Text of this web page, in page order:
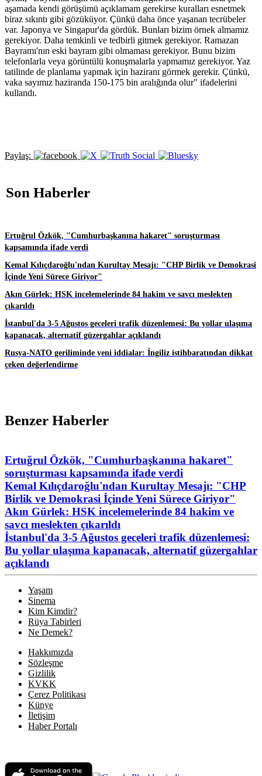
aşamada kendi görüşümü açıklamam gerekirse kuralları esnetmek
biraz sıkıntı gibi gözüküyor. Çünkü daha önce yaşanan tecrübeler
var. Japonya ve Singapur'da gördük. Bunları bizim örnek almamız
gerekiyor. Daha temkinli ve tedbirli gitmek gerekiyor. Ramazan
Bayramı'nın eski bayram gibi olmaması gerekiyor. Bunu bizim
telefonlarla veya görüntülü konuşmalarla yapmamız gerekiyor. Yaz
tatilinde de planlama yapmak için haziranı görmek gerekir. Çünkü,
vaka sayımız haziranda 150-175 bin aralığında olur" ifadelerini
kullandı.
Paylaş:
Son Haberler
Ertuğrul Özkök, "Cumhurbaşkanına hakaret" soruşturması
kapsamında ifade verdi
Kemal Kılıçdaroğlu'ndan Kurultay Mesajı: "CHP Birlik ve Demokrasi
İçinde Yeni Sürece Giriyor"
Akın Gürlek: HSK incelemelerinde 84 hakim ve savcı meslekten
çıkarıldı
İstanbul'da 3-5 Ağustos geceleri trafik düzenlemesi: Bu yollar ulaşıma
kapanacak, alternatif güzergahlar açıklandı
Rusya-NATO geriliminde yeni iddialar: İngiliz istihbaratından dikkat
çeken değerlendirme
Benzer Haberler
Ertuğrul Özkök, "Cumhurbaşkanına hakaret"
soruşturması kapsamında ifade verdi
Kemal Kılıçdaroğlu'ndan Kurultay Mesajı: "CHP
Birlik ve Demokrasi İçinde Yeni Sürece Giriyor"
Akın Gürlek: HSK incelemelerinde 84 hakim ve
savcı meslekten çıkarıldı
İstanbul'da 3-5 Ağustos geceleri trafik düzenlemesi:
Bu yollar ulaşıma kapanacak, alternatif güzergahlar
açıklandı
Yaşam
Sinema
Kim Kimdir?
Rüya Tabirleri
Ne Demek?
Hakkımızda
Sözleşme
Gizlilik
KVKK
Çerez Politikası
Künye
İletişim
Haber Portalı